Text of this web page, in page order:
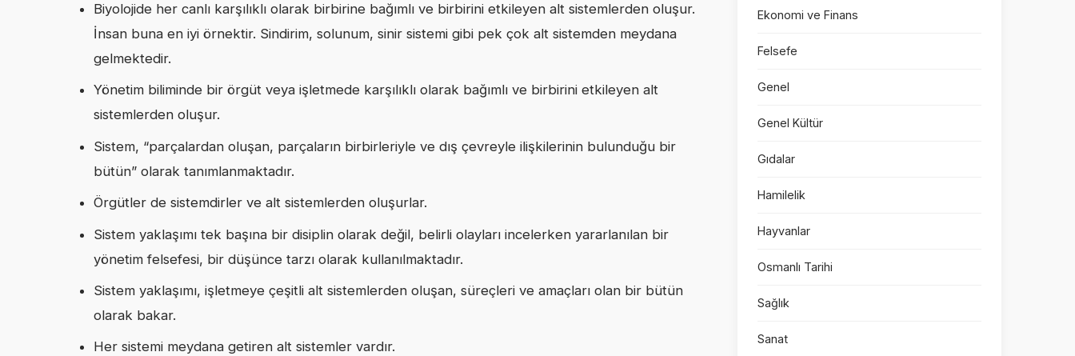
Biyolojide her canlı karşılıklı olarak birbirine bağımlı ve birbirini etkileyen alt sistemlerden oluşur.
İnsan buna en iyi örnektir. Sindirim, solunum, sinir sistemi gibi pek çok alt sistemden meydana
gelmektedir.
Yönetim biliminde bir örgüt veya işletmede karşılıklı olarak bağımlı ve birbirini etkileyen alt
sistemlerden oluşur.
Sistem, “parçalardan oluşan, parçaların birbirleriyle ve dış çevreyle ilişkilerinin bulunduğu bir
bütün” olarak tanımlanmaktadır.
Örgütler de sistemdirler ve alt sistemlerden oluşurlar.
Sistem yaklaşımı tek başına bir disiplin olarak değil, belirli olayları incelerken yararlanılan bir
yönetim felsefesi, bir düşünce tarzı olarak kullanılmaktadır.
Sistem yaklaşımı, işletmeye çeşitli alt sistemlerden oluşan, süreçleri ve amaçları olan bir bütün
olarak bakar.
Her sistemi meydana getiren alt sistemler vardır.
Ekonomi ve Finans
Felsefe
Genel
Genel Kültür
Gıdalar
Hamilelik
Hayvanlar
Osmanlı Tarihi
Sağlık
Sanat